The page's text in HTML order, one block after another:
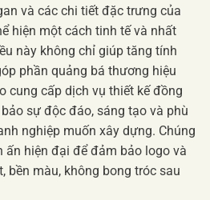
và các chi tiết đặc trưng của
hiện một cách tinh tế và nhất
này không chỉ giúp tăng tính
phần quảng bá thương hiệu
cung cấp dịch vụ thiết kế đồng
sự độc đáo, sáng tạo và phù
nghiệp muốn xây dựng. Chúng
ấn hiện đại để đảm bảo logo và
bền màu, không bong tróc sau